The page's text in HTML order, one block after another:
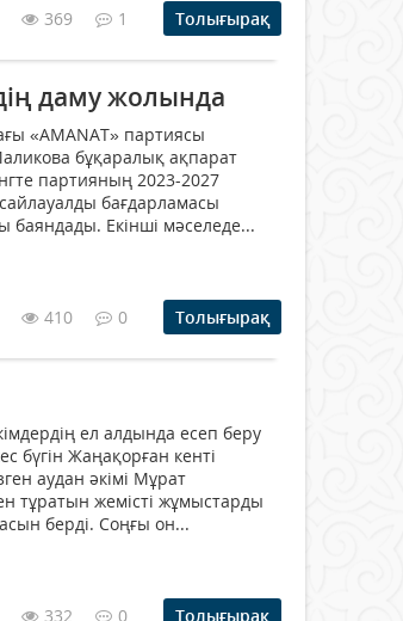
369 1 Толығырақ
даму жолында
«AMANAT» партиясы
бұқаралық ақпарат
партияның 2023-2027
бағдарламасы
Екінші мәселеде...
410 0 Толығырақ
ел алдында есеп беру
бүгін Жаңақорған кенті
аудан әкімі Мұрат
тұратын жемісті жұмыстарды
берді. Соңғы он...
332 0 Толығырақ